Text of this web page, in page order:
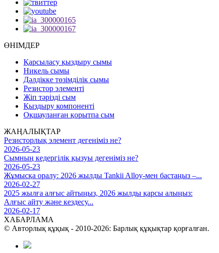
ӨНІМДЕР
Қарсыласу қыздыру сымы
Никель сымы
Дәлдікке төзімділік сымы
Резистор элементі
Жіп тәрізді сым
Қыздыру компоненті
Оқшауланған қорытпа сым
ЖАҢАЛЫҚТАР
Резисторлық элемент дегеніміз не?
2026-05-23
Сымның кедергілік қызуы дегеніміз не?
2026-05-23
Жұмысқа оралу: 2026 жылды Tankii Alloy-мен бастаңыз –...
2026-02-27
2025 жылға алғыс айтыңыз, 2026 жылды қарсы алыңыз:
Алғыс айту және кездесу...
2026-02-17
ХАБАРЛАМА
© Авторлық құқық - 2010-2026: Барлық құқықтар қорғалған.